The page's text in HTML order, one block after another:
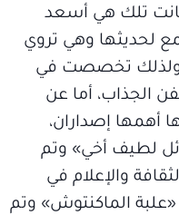
تلك هي أسعد
لحديثها وهي تروي
ولذلك تخصصت في
الجذاب، أما عن
أهمها إصداران،
لطيف أخي» وتم
والإعلام في
«علبة الماكنتوش» وتم